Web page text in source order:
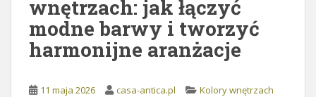
wnętrzach: jak łączyć
modne barwy i tworzyć
harmonijne aranżacje
11 maja 2026 casa-antica.pl Kolory wnętrzach